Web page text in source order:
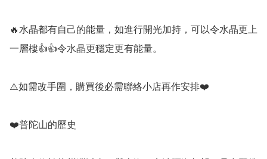
🔥水晶都有自己的能量，如進行開光加持，可以令水晶更上
一層樓👍👍令水晶更穩定更有能量。
⚠️如需改手圍，購買後必需聯絡小店再作安排❤️
❤️普陀山的歷史